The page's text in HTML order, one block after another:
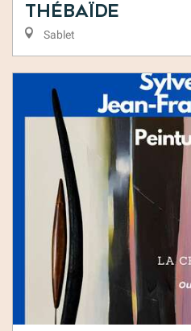
Thébaïde
Sablet